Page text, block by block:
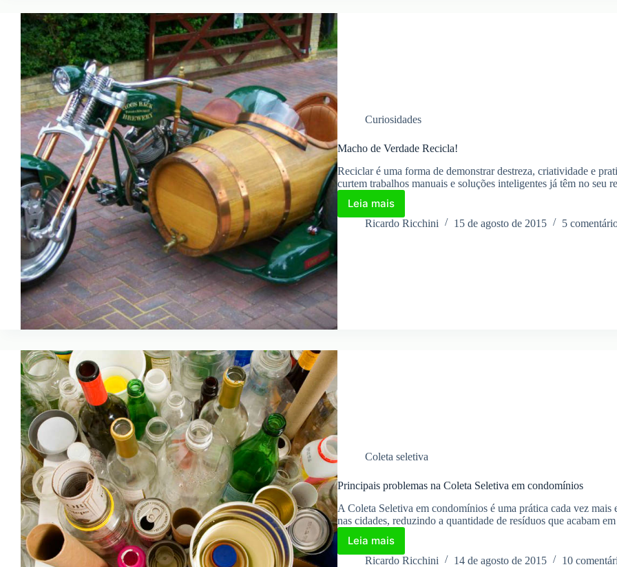
Curiosidades
Macho de Verdade Recicla!
Reciclar é uma forma de demonstrar destreza, criatividade e
curtem trabalhos manuais e soluções inteligentes já têm no
Leia mais
Macho
de
Ricardo Ricchini 15 de agosto de 2015 5
Coleta seletiva
Principais problemas na Coleta Seletiva em condomínios
A Coleta Seletiva em condomínios é uma prática cada vez mais
nas cidades, reduzindo a quantidade de resíduos que acabam
Leia mais
Principais
problemas
Ricardo Ricchini 14 de agosto de 2015 10